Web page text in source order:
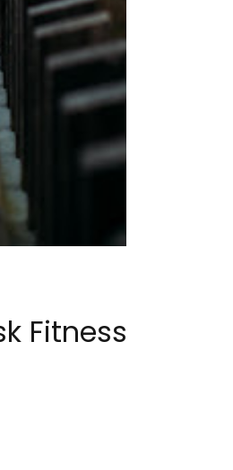
Fitness